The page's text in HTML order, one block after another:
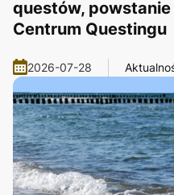
questów,
Centrum Questingu
2026-07-28